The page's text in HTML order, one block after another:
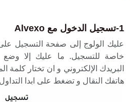
1-تسجيل الدخول مع Alvexo
عليك الولوج إلى صفحة التسجيل
خاصة للتسجيل. ما عليك إلا وضع
البريدك الإلكتروني و ان تختار كلمة
هاتفك النقال و تضغط على ابدا